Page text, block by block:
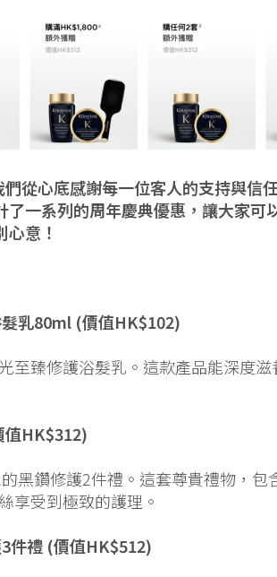
從心底感謝每一位客人的支持與信
一系列的周年慶典優惠，讓大家可
意！
乳80ml (價值HK$102)
至臻修護浴髮乳。這款產品能深度滋
值HK$312)
黑鑽修護2件禮。這套尊貴禮物，包
享受到極致的護理。
件禮 (價值HK$512)